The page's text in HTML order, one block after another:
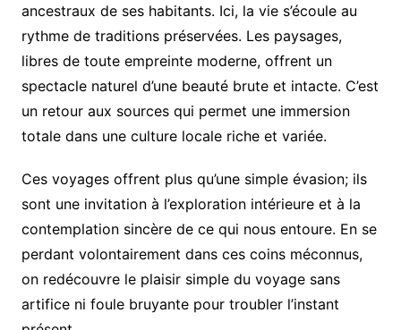
ancestraux de ses habitants. Ici, la vie s’écoule au
rythme de traditions préservées. Les paysages,
libres de toute empreinte moderne, offrent un
spectacle naturel d’une beauté brute et intacte. C’est
un retour aux sources qui permet une immersion
totale dans une culture locale riche et variée.
Ces voyages offrent plus qu’une simple évasion; ils
sont une invitation à l’exploration intérieure et à la
contemplation sincère de ce qui nous entoure. En se
perdant volontairement dans ces coins méconnus,
on redécouvre le plaisir simple du voyage sans
artifice ni foule bruyante pour troubler l’instant